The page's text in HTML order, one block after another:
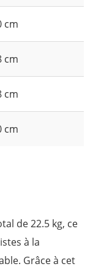
cm
cm
cm
cm
de 22.5 kg, ce
à la
Grâce à cet